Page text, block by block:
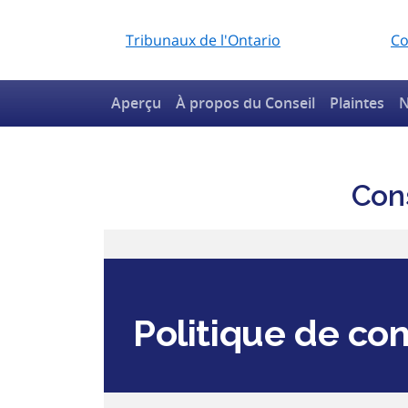
Tribunaux de l'Ontario
Aperçu À propos du Conseil Plaintes
Politique de